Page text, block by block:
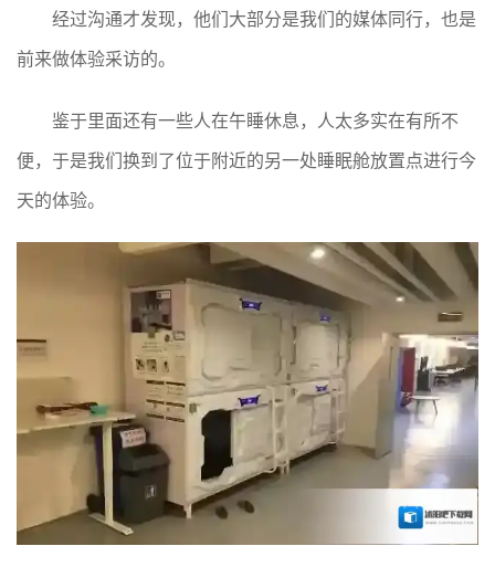
经过沟通才发现，他们大部分是我们的媒体同行，也是
前来做体验采访的。
鉴于里面还有一些人在午睡休息，人太多实在有所不
便，于是我们换到了位于附近的另一处睡眠舱放置点进行今
天的体验。